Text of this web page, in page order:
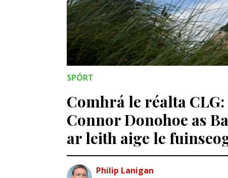
SPÓRT
Comhrá le réalta
Connor Donohoe as
ar leith aige le
Philip Lanigan